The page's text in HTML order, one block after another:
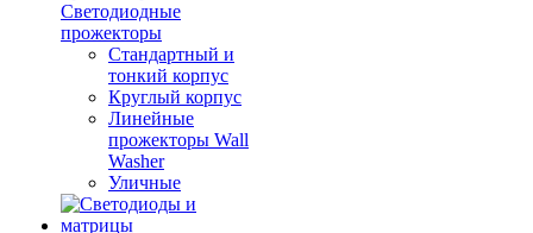
Светодиодные
прожекторы
Стандартный и
тонкий корпус
Круглый корпус
Линейные
прожекторы Wall
Washer
Уличные